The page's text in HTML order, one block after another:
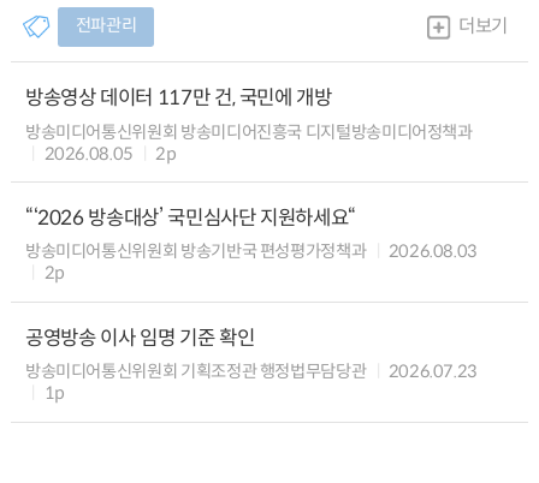
전파관리 더보기
방송영상 데이터 117만 건, 국민에 개방
방송미디어통신위원회 방송미디어진흥국 디지털방송미디어정책과
2026.08.05
2p
“‘2026 방송대상’ 국민심사단 지원하세요“
방송미디어통신위원회 방송기반국 편성평가정책과
2026.08.03
2p
공영방송 이사 임명 기준 확인
방송미디어통신위원회 기획조정관 행정법무담당관
2026.07.23
1p